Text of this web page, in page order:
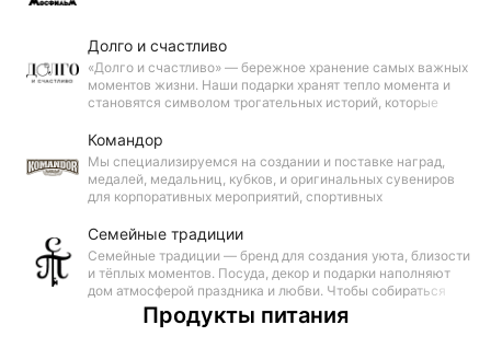
Долго и счастливо
«Долго и счастливо» — бережное хранение самых важных
моментов жизни. Наши подарки хранят тепло момента и
становятся символом трогательных историй, которые
Командор
Мы специализируемся на создании и поставке наград,
медалей, медальниц, кубков, и оригинальных сувениров
для корпоративных мероприятий, спортивных
победы — наши яркие решения!
Семейные традиции
Семейные традиции — бренд для создания уюта, близости
и тёплых моментов. Посуда, декор и подарки наполняют
дом атмосферой праздника и любви. Чтобы собираться
вместе было не поводом, а привычкой.
Продукты питания